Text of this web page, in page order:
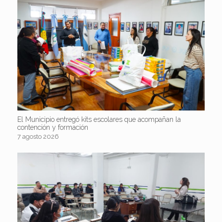
El Municipio entregó kits escolares que acompañan la
contención y formación
7 agosto 2026